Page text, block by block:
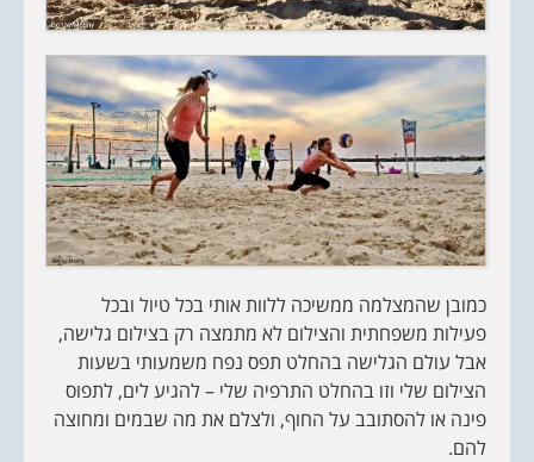
כמובן שהמצלמה ממשיכה ללוות אותי בכל טיול ובכל
פעילות משפחתית והצילום לא מתמצה רק בצילום גלישה,
אבל עולם הגלישה בהחלט תפס נפח משמעותי בשעות
הצילום שלי וזו בהחלט התרפיה שלי – להגיע לים, לתפוס
פינה או להסתובב על החוף, ולצלם את מה שבמים ומחוצה
להם.